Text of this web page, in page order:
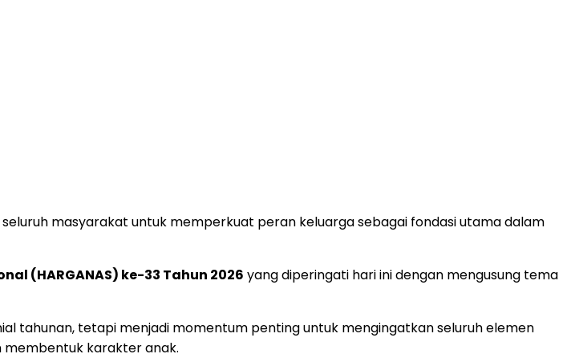
seluruh masyarakat untuk memperkuat peran keluarga sebagai fondasi utama dalam
(HARGANAS) ke-33 Tahun 2026 yang diperingati hari ini dengan mengusung tema
tahunan, tetapi menjadi momentum penting untuk mengingatkan seluruh elemen
karakter anak.